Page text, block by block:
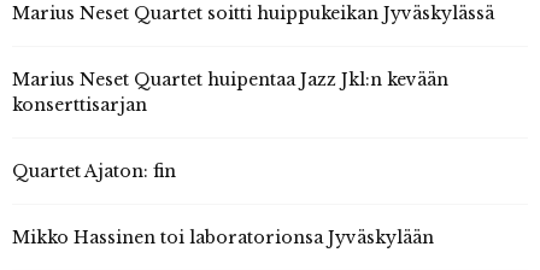
Marius Neset Quartet soitti huippukeikan Jyväskylässä
Marius Neset Quartet huipentaa Jazz Jkl:n kevään
konserttisarjan
Quartet Ajaton: fin
Mikko Hassinen toi laboratorionsa Jyväskylään